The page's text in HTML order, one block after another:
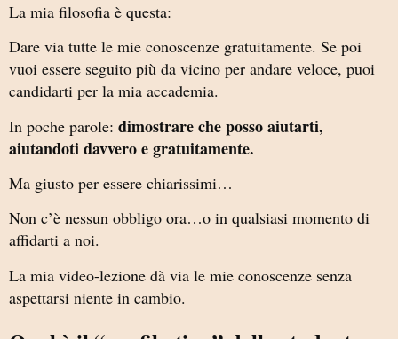
La mia filosofia è questa:
Dare via tutte le mie conoscenze gratuitamente. Se poi
vuoi essere seguito più da vicino per andare veloce, puoi
candidarti per la mia accademia.
In poche parole: dimostrare che posso aiutarti,
aiutandoti davvero e gratuitamente.
Ma giusto per essere chiarissimi…
Non c’è nessun obbligo ora…o in qualsiasi momento di
affidarti a noi.
La mia video-lezione dà via le mie conoscenze senza
aspettarsi niente in cambio.